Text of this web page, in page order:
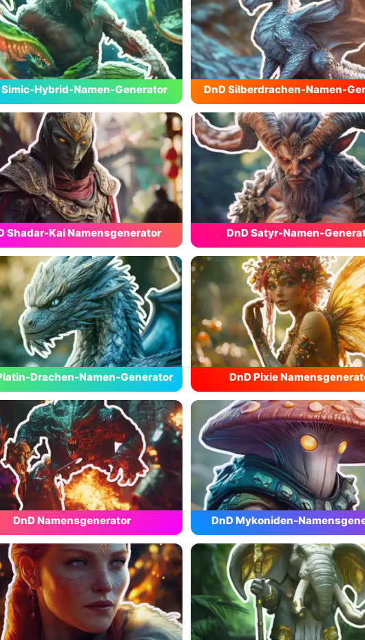
Simic-Hybrid-Namen-Generator DnD Silberdrachen-Namen-
Shadar-Kai Namensgenerator DnD Satyr-Namen-
Drachen-Namen-Generator DnD Pixie
DnD Namensgenerator DnD Mykoniden-